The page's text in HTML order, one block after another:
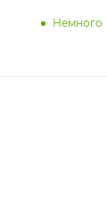
Немного